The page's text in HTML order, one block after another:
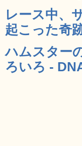
レース中、
起こった奇
ハムスター
ろいろ -